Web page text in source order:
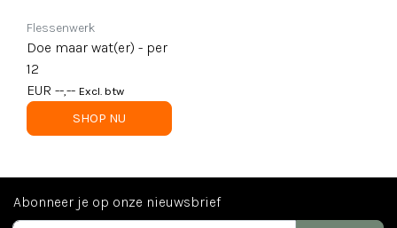
Flessenwerk
Doe maar wat(er) - per
12
EUR --,-- Excl. btw
SHOP NU
Abonneer je op onze nieuwsbrief